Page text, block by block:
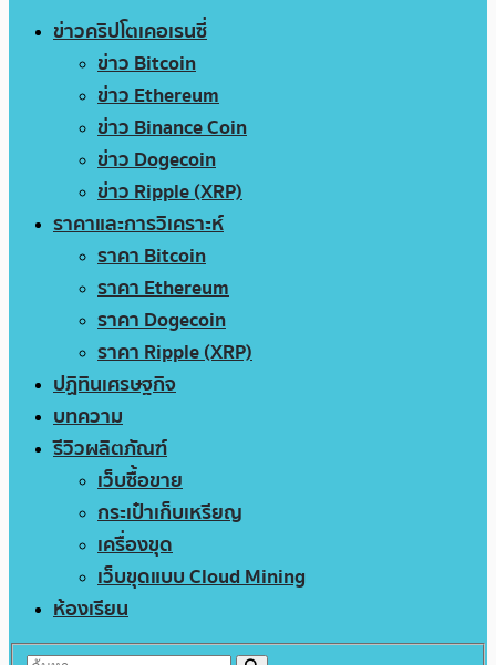
ข่าวคริปโตเคอเรนซี่
ข่าว Bitcoin
ข่าว Ethereum
ข่าว Binance Coin
ข่าว Dogecoin
ข่าว Ripple (XRP)
ราคาและการวิเคราะห์
ราคา Bitcoin
ราคา Ethereum
ราคา Dogecoin
ราคา Ripple (XRP)
ปฏิทินเศรษฐกิจ
บทความ
รีวิวผลิตภัณฑ์
เว็บซื้อขาย
กระเป๋าเก็บเหรียญ
เครื่องขุด
เว็บขุดแบบ Cloud Mining
ห้องเรียน